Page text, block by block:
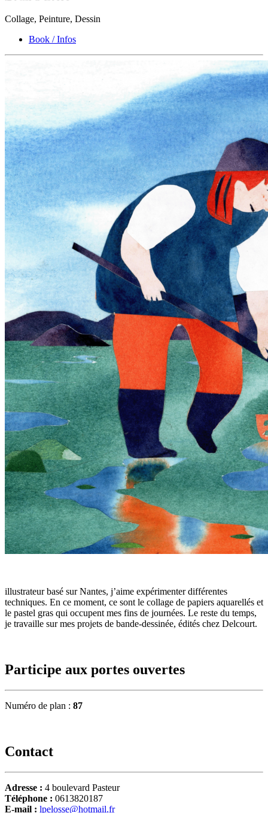
Collage, Peinture, Dessin
Book / Infos
illustrateur basé sur Nantes, j’aime expérimenter différentes
techniques. En ce moment, ce sont le collage de papiers aquarellés et
le pastel gras qui occupent mes fins de journées. Le reste du temps,
je travaille sur mes projets de bande-dessinée, édités chez Delcourt.
Participe aux portes ouvertes
Numéro de plan : 87
Contact
Adresse : 4 boulevard Pasteur
Téléphone : 0613820187
E-mail : lpelosse@hotmail.fr